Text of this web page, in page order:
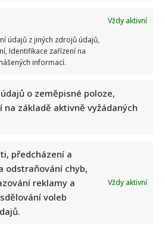
Vždy aktivní
údajů z jiných zdrojů údajů,
Identifikace zařízení na
informací.
o zeměpisné poloze,
základě aktivně vyžádaných
předcházení a
odstraňování chyb,
reklamy a
voleb
Vždy aktivní
vděčí manželce
známého zpěváka nepůsobí
spíše svou osobností